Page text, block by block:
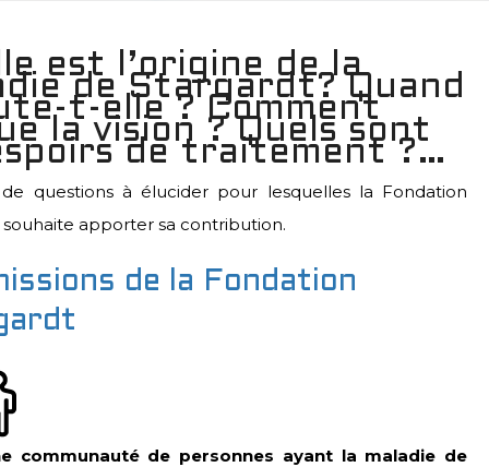
est l’origine de la
de Stargardt? Quand
t-elle ? Comment
la vision ? Quels sont
de traitement ?…
questions à élucider pour lesquelles la Fondation
apporter sa contribution.
de la Fondation
communauté de personnes ayant la maladie de